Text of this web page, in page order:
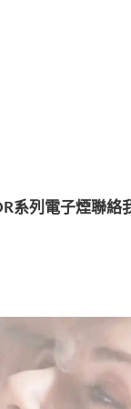
系列電子煙聯絡